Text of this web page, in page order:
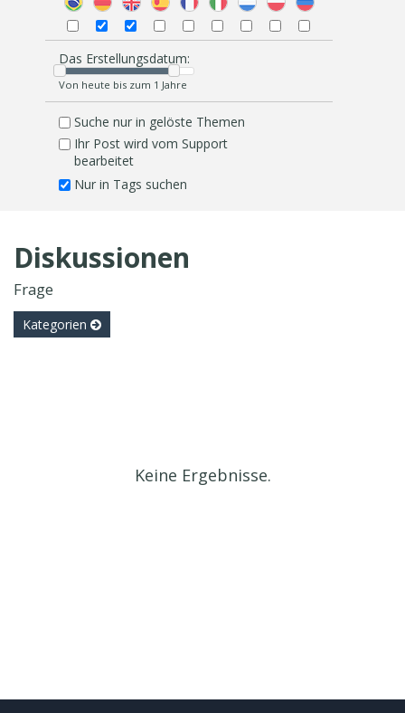
Das Erstellungsdatum:
Von heute bis zum 1 Jahre
Suche nur in gelöste Themen
Ihr Post wird vom Support
bearbeitet
Nur in Tags suchen
Diskussionen
Frage
Kategorien
Keine Ergebnisse.